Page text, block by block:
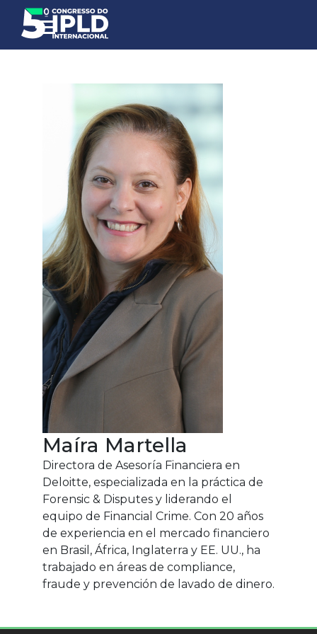
Maíra Martella
Directora de Asesoría Financiera en
Deloitte, especializada en la práctica de
Forensic & Disputes y liderando el
equipo de Financial Crime. Con 20 años
de experiencia en el mercado financiero
en Brasil, África, Inglaterra y EE. UU., ha
trabajado en áreas de compliance,
fraude y prevención de lavado de dinero.